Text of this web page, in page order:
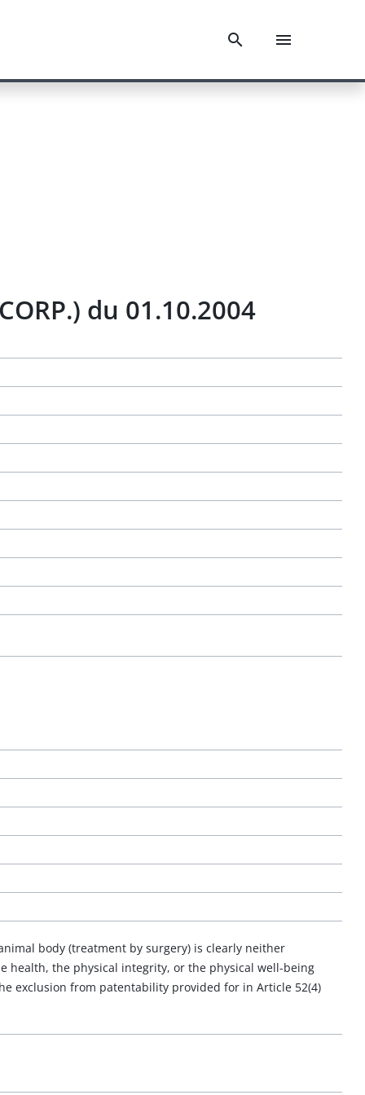
du 01.10.2004
body (treatment by surgery) is clearly neither
the physical integrity, or the physical well-being
exclusion from patentability provided for in Article 52(4)